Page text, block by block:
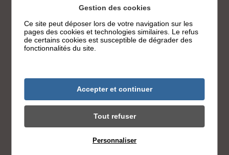
parfois une vraie
charge
psychologique. Ce
mois de juin, trois
faire entendre la
voix des personnes
concernées — et
— organise sa 12e
à Paris, Lyon et en
ligne. Conférences,
destinés aux
patients, à leurs
proches et aux
professionnels de
santé. Gratuit,
inscription
Gestion des cookies
Ce site peut déposer lors de votre navigation sur les
pages des cookies et technologies similaires. Le refus
de certains cookies est susceptible de dégrader des
fonctionnalités du site.
Accepter et continuer
Tout refuser
Personnaliser